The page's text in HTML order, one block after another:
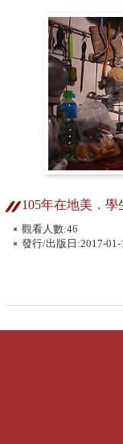
105年在地美．
觀看人數:46
發行/出版日:2017-01-